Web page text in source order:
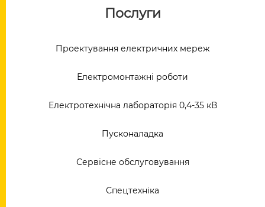
Послуги
Проектування електричних мереж
Електромонтажні роботи
Електротехнічна лабораторія 0,4-35 кВ
Пусконаладка
Сервісне обслуговування
Спецтехніка